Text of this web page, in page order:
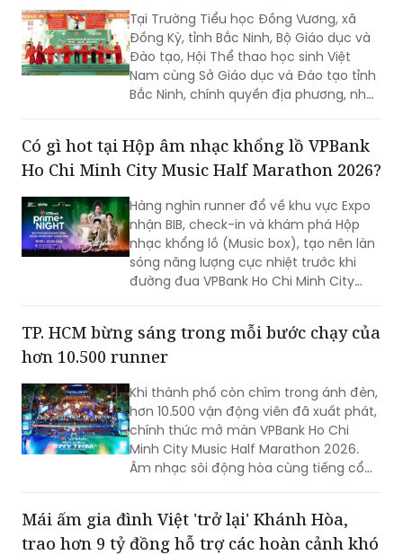
Tại Trường Tiểu học Đồng Vương, xã
Đồng Kỳ, tỉnh Bắc Ninh, Bộ Giáo dục và
Đào tạo, Hội Thể thao học sinh Việt
Nam cùng Sở Giáo dục và Đào tạo tỉnh
Bắc Ninh, chính quyền địa phương, nhà
khánh thành, bàn giao bể bơi và khai
mạc lớp dạy bơi mô hình điểm. Hoạt
giữa Bộ Giáo dục và Đào tạo và Nestlé
Việt Nam, nhằm góp phần thúc đẩy
giáo dục thể chất, nâng cao kĩ năng bơi
an toàn, phòng, chống đuối nước và
tạo thêm cơ hội vận động cho trẻ em
Có gì hot tại Hộp âm nhạc khổng lồ VPBank
Ho Chi Minh City Music Half Marathon 2026?
Hàng nghìn runner đổ về khu vực Expo
nhận BIB, check-in và khám phá Hộp
nhạc khổng lồ (Music box), tạo nên làn
sóng năng lượng cực nhiệt trước khi
đường đua VPBank Ho Chi Minh City
TP. HCM bừng sáng trong mỗi bước chạy của
hơn 10.500 runner
Khi thành phố còn chìm trong ánh đèn,
hơn 10.500 vận động viên đã xuất phát,
chính thức mở màn VPBank Ho Chi
Minh City Music Half Marathon 2026.
Âm nhạc sôi động hòa cùng tiếng cổ
phát đến từng bước chạy trên đường
đua.
Mái ấm gia đình Việt 'trở lại' Khánh Hòa,
trao hơn 9 tỷ đồng hỗ trợ các hoàn cảnh khó